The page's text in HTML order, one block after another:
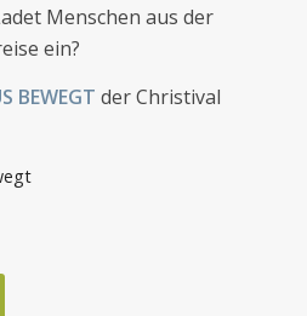
Menschen aus der
ein?
BEWEGT der Christival